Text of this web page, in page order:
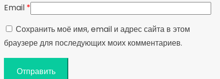
Email *
Сохранить моё имя, email и адрес сайта в этом
браузере для последующих моих комментариев.